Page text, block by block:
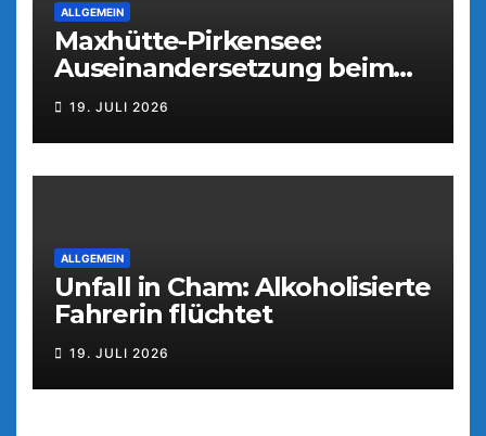
ALLGEMEIN
Maxhütte-Pirkensee:
Auseinandersetzung beim
Parkfest
19. JULI 2026
ALLGEMEIN
Unfall in Cham: Alkoholisierte
Fahrerin flüchtet
19. JULI 2026